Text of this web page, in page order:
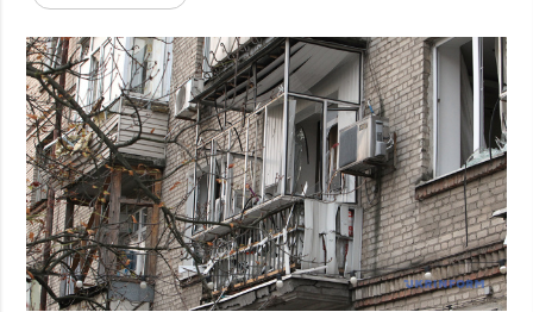
Politik
Wirtschaft
Militär
Gesellschaft und
Kultur
Sport
Kriminalität
Notstand und
Notfälle
und zum Schutz
personenbezogener
Daten